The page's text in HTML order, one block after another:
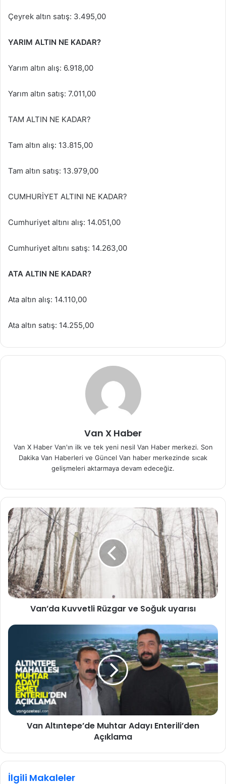
Çeyrek altın satış: 3.495,00
YARIM ALTIN NE KADAR?
Yarım altın alış: 6.918,00
Yarım altın satış: 7.011,00
TAM ALTIN NE KADAR?
Tam altın alış: 13.815,00
Tam altın satış: 13.979,00
CUMHURİYET ALTINI NE KADAR?
Cumhuriyet altını alış: 14.051,00
Cumhuriyet altını satış: 14.263,00
ATA ALTIN NE KADAR?
Ata altın alış: 14.110,00
Ata altın satış: 14.255,00
Van X Haber
Van X Haber Van'ın ilk ve tek yeni nesil Van Haber merkezi. Son
Dakika Van Haberleri ve Güncel Van haber merkezinde sıcak
gelişmeleri aktarmaya devam edeceğiz.
Van’da Kuvvetli Rüzgar ve Soğuk uyarısı
Van Altıntepe’de Muhtar Adayı Enterili’den
Açıklama
İlgili Makaleler